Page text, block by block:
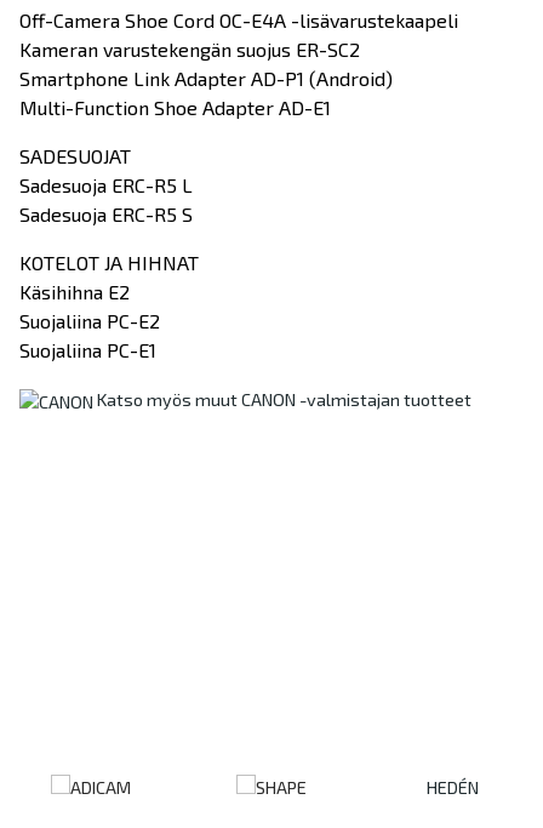
Off-Camera Shoe Cord OC-E4A -lisävarustekaapeli
Kameran varustekengän suojus ER-SC2
Smartphone Link Adapter AD-P1 (Android)
Multi-Function Shoe Adapter AD-E1
SADESUOJAT
Sadesuoja ERC-R5 L
Sadesuoja ERC-R5 S
KOTELOT JA HIHNAT
Käsihihna E2
Suojaliina PC-E2
Suojaliina PC-E1
Katso myös muut CANON -valmistajan tuotteet
HEDÉN